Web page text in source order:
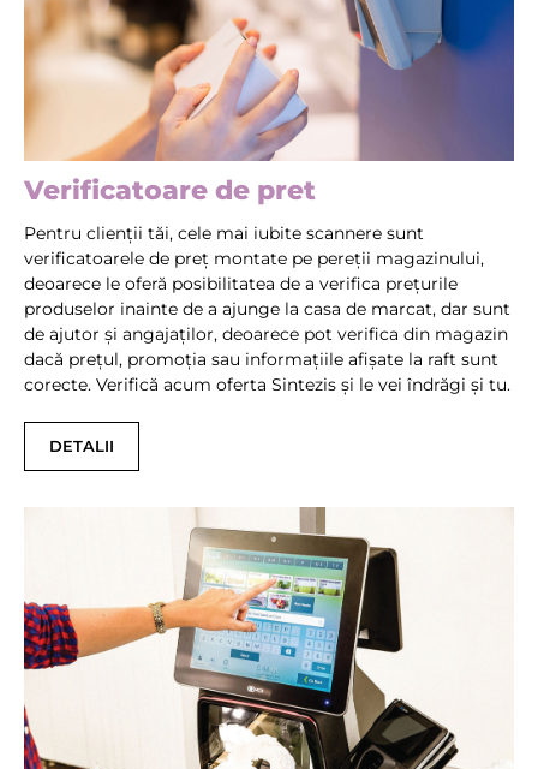
Verificatoare de pret
Pentru clienții tăi, cele mai iubite scannere sunt
verificatoarele de preț montate pe pereții magazinului,
deoarece le oferă posibilitatea de a verifica prețurile
produselor inainte de a ajunge la casa de marcat, dar sunt
de ajutor și angajaților, deoarece pot verifica din magazin
dacă prețul, promoția sau informațiile afișate la raft sunt
corecte. Verifică acum oferta Sintezis și le vei îndrăgi și tu.
DETALII